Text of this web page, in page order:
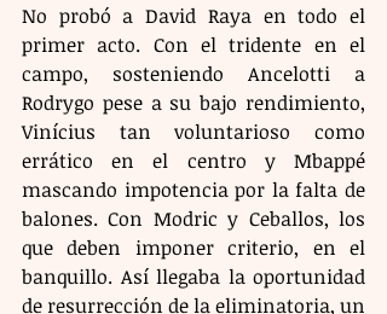
No probó a David Raya en todo el
primer acto. Con el tridente en el
campo, sosteniendo Ancelotti a
Rodrygo pese a su bajo rendimiento,
Vinícius tan voluntarioso como
errático en el centro y Mbappé
mascando impotencia por la falta de
balones. Con Modric y Ceballos, los
que deben imponer criterio, en el
banquillo. Así llegaba la oportunidad
de resurrección de la eliminatoria, un